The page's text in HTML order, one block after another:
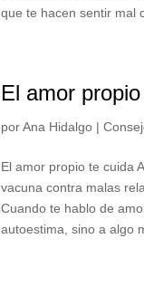
que te hacen sentir mal
El amor
porAna Hidalgo |
El amor propio te cuida
vacuna contra malas
Cuando te hablo de
autoestima, sino a algo